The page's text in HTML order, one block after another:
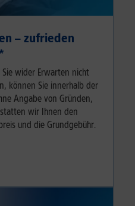
– zufrieden
wider Erwarten nicht
können Sie innerhalb der
Angabe von Gründen,
wir Ihnen den
und die Grundgebühr.